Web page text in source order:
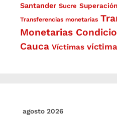
Santander Sucre
Transferencias monetarias
Monetarias
Cauca Víctimas
agosto 2026